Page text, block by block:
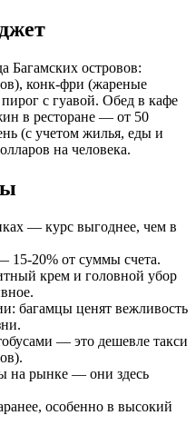
Багамских островов:
конк-фри (жареные
с гуавой. Обед в кафе
в ресторане — от 50
(с учетом жилья, еды и
на человека.
— курс выгоднее, чем в
15-20% от суммы счета.
крем и головной убор
багамцы ценят вежливость
— это дешевле такси
на рынке — они здесь
особенно в высокий